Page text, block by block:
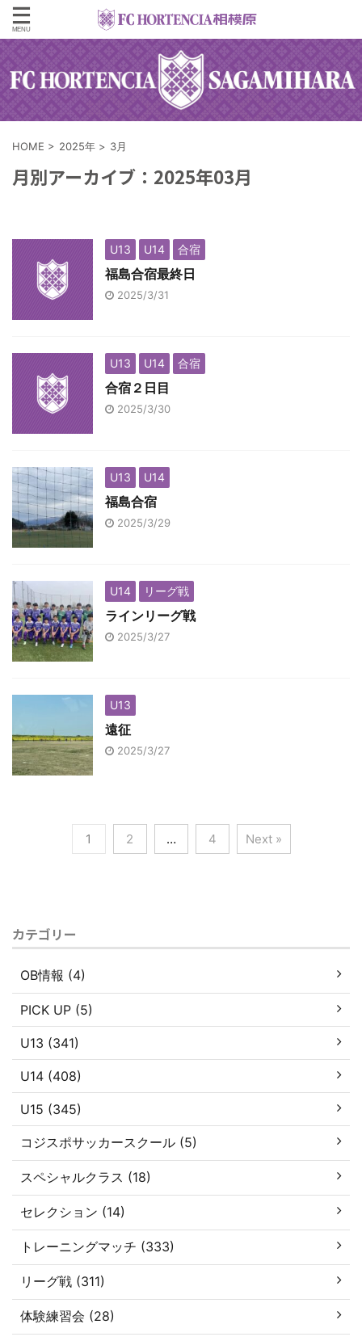
HOME > 2025年 > 3月
月別アーカイブ：2025年03月
U13 U14 合宿
福島合宿最終日
2025/3/31
U13 U14 合宿
合宿２日目
2025/3/30
U13 U14
福島合宿
2025/3/29
U14 リーグ戦
ラインリーグ戦
2025/3/27
U13
遠征
2025/3/27
1 2 … 4 Next »
カテゴリー
OB情報 (4)
PICK UP (5)
U13 (341)
U14 (408)
U15 (345)
コジスポサッカースクール (5)
スペシャルクラス (18)
セレクション (14)
トレーニングマッチ (333)
リーグ戦 (311)
体験練習会 (28)